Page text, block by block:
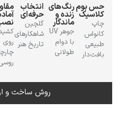
رنگ‌های
زنده و
ماندگار
جوهر UV
با دوام
طولانی
انتخاب
حرفه‌ای
گلچین
شاهکارهای
تاریخ هنر
مقاوم و
آمادهٔ
نصب
کشیده‌شده
روی
چارچوب
سه شیوهٔ
ساخت
رول، بوم،
بوم با قاب
روش ساخت و ارسال